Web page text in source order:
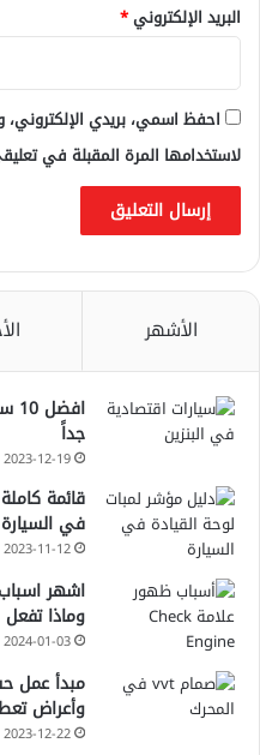
البريد الإلكتروني*
احفظ اسمي، بريدي
لاستخدامها المرة المقبلة في
الأشهر
جداً
2023-12-19
قائمة
في السيارة
2023-11-12
وماذا تفعل
2024-01-03
وأعراض
2023-12-22